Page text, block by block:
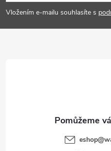
pVložením e-mailu souhlasíte s
eshop@